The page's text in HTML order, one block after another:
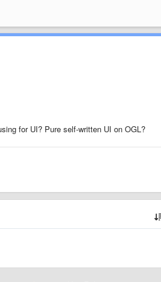
for UI? Pure self-written UI on OGL?